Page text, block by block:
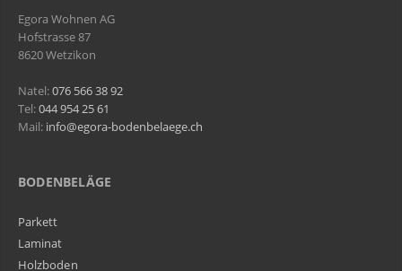
Egora Wohnen AG
Hofstrasse 87
8620 Wetzikon
Natel:076 566 38 92
Tel:044 954 25 61
Mail: info@egora-bodenbelaege.ch
BODENBELÄGE
Parkett
Laminat
Holzboden